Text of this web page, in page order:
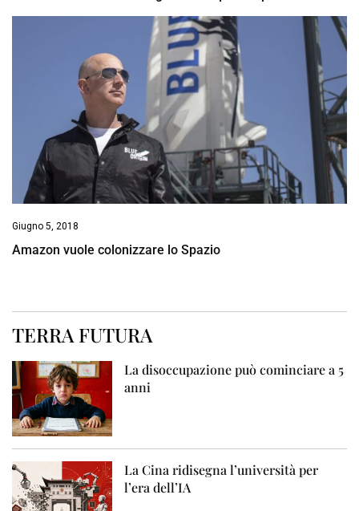
Giugno 5, 2018
Amazon vuole colonizzare lo Spazio
TERRA FUTURA
La disoccupazione può cominciare a 5
anni
La Cina ridisegna l’università per
l’era dell’IA